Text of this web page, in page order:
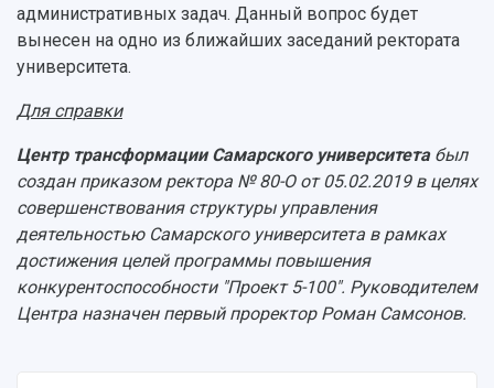
Официальные документы
административных задач. Данный вопрос будет
вынесен на одно из ближайших заседаний ректората
университета.
Для справки
Центр трансформации Самарского университетабыл
создан приказом ректора № 80-О от 05.02.2019 в целях
совершенствования структуры управления
деятельностью Самарского университета в рамках
достижения целей программы повышения
конкурентоспособности "Проект 5-100". Руководителем
Центра назначен первый проректор Роман Самсонов.